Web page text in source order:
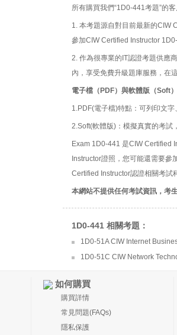
所有購買我們“1D0-441考題”的
1. 本考題源自對目前最新的CIW
參加CIW Certified Instructor
2. 作為很專業的IT認證考題供應
內，享受免費升級題庫服務，在
電子檔（PDF）與軟體版（Soft
1.PDF(電子檔)特點：可列印文
2.Soft(軟體版)：模擬真實的考試
Exam 1D0-441 是CIW Certified
Instructor證照，您可能還需要
Certified Instructor認證相關考試
本網站不提供任何考試資訊，考
1D0-441 相關考題：
1D0-51A CIW Internet
1D0-51C CIW Network
如何購買
購買詳情
常見問題(FAQs)
隱私保護